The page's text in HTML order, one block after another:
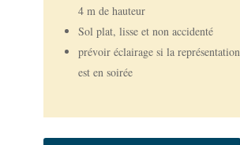
4 m de hauteur
Sol plat, lisse et non accidenté
prévoir éclairage si la représentation
est en soirée